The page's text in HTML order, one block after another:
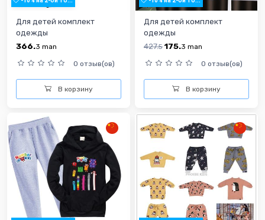
Для детей комплект
одежды
366.3 man
0 отзыв(ов)
В корзину
Для детей комплект
одежды
427.5 175.3 man
0 отзыв(ов)
В корзину